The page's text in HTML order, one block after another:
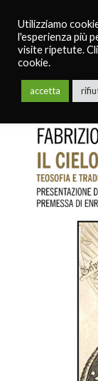
Utilizziamo
l'esperienza più
visite ripetute.
cookie.
accetta